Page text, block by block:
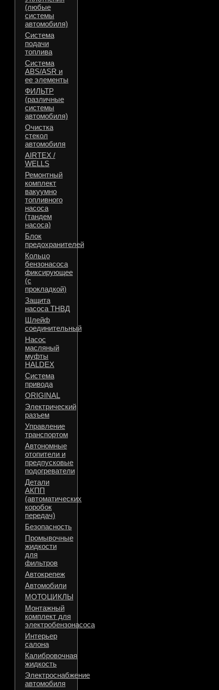
(любые
системы
автомобиля)
Система
подачи
топлива
Система
ABS/ASR и
ее элементы
ФИЛЬТР
(различные
системы
автомобиля)
Очистка
стекол
автомобиля
AIRTEX /
WELLS
Ремонтный
комплект
вакуумно
топливного
насоса
(тандем
насоса)
Блок
предохранителей
Кольцо
бензонасоса
фиксирующее
(с
прокладкой)
Защита
насоса ТНВД
Шлейф
соединительный
Насос
масляный
муфты
HALDEX
Система
привода
ORIGINAL
Электрический
разъем
Управление
транспортом
Автономные
отопители и
предпусковые
подогреватели
Детали
АКПП
(автоматических
коробок
передач)
Безопасность
Промывочные
жидкости
для
фильтров
Автокрепеж
Автомобили
МОТОЦИКЛЫ
Монтажный
комплект для
электробензонасоса
Интерьер
салона
Калибровочная
жидкость
Электроснабжение
автомобиля